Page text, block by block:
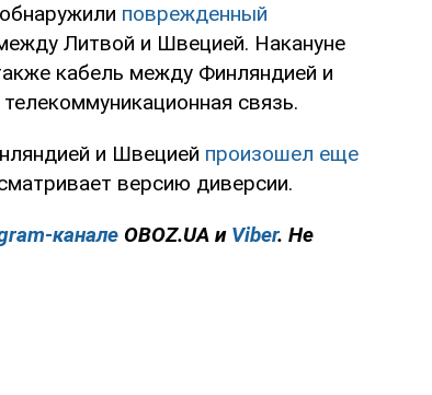
поврежденный
Литвой и Швецией. Накануне
кабель между Финляндией и
связь.
и Швецией произошел еще
версию диверсии.
канале OBOZ.UA и Viber. Не